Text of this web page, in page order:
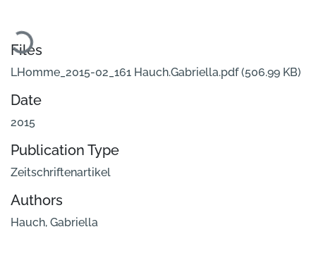
Loading...
Files
LHomme_2015-02_161 Hauch.Gabriella.pdf(506.99 KB)
Date
2015
Publication Type
Zeitschriftenartikel
Authors
Hauch, Gabriella